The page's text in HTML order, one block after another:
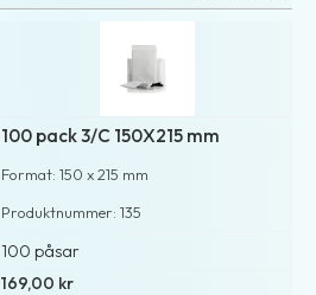
100 pack 3/C 150X215 mm
Format: 150 x 215 mm
Produktnummer: 135
100 påsar
169,00 kr